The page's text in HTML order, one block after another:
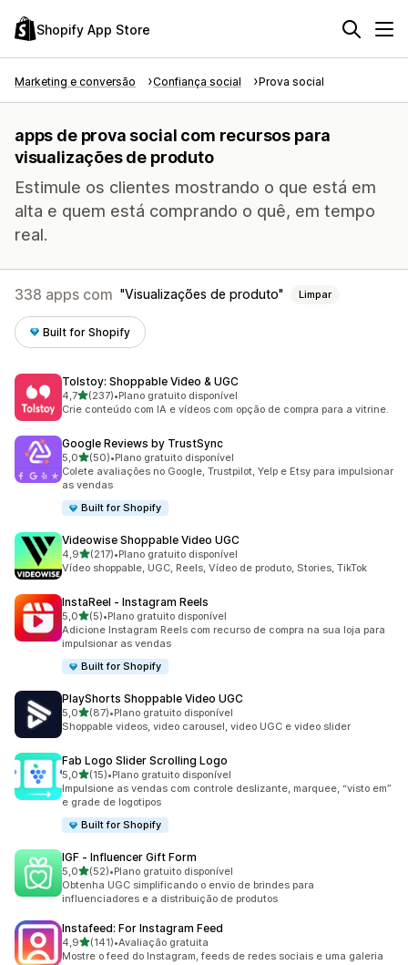
Shopify App Store
Marketing e conversão Confiança social Prova social
apps de prova social com recursos para
visualizações de produto
Estimule os clientes mostrando o que está em
alta e quem está comprando o quê, em tempo
real.
338 apps com Visualizações de produto Limpar
Built for Shopify
Tolstoy: Shoppable Video & UGC
4,7de 5 estrelas
(237)
237 avaliações ao todo
•Plano gratuito disponível
Crie conteúdo com IA e vídeos com opção de compra para a vitrine.
Google Reviews by TrustSync
5,0de 5 estrelas
(50)
50 avaliações ao todo
•Plano gratuito disponível
Colete avaliações no Google, Trustpilot, Yelp e Etsy para impulsionar
as vendas
Built for Shopify
Videowise Shoppable Video UGC
4,9de 5 estrelas
(217)
217 avaliações ao todo
•Plano gratuito disponível
Vídeo shoppable, UGC, Reels, Vídeo de produto, Stories, TikTok
InstaReel ‑ Instagram Reels
5,0de 5 estrelas
(5)
5 avaliações ao todo
•Plano gratuito disponível
Adicione Instagram Reels com recurso de compra na sua loja para
impulsionar as vendas
Built for Shopify
PlayShorts Shoppable Video UGC
5,0de 5 estrelas
(87)
87 avaliações ao todo
•Plano gratuito disponível
Shoppable videos, video carousel, video UGC e video slider
Fab Logo Slider Scrolling Logo
5,0de 5 estrelas
(15)
15 avaliações ao todo
•Plano gratuito disponível
Impulsione as vendas com controle deslizante, marquee, “visto em”
e grade de logotipos
Built for Shopify
IGF ‑ Influencer Gift Form
5,0de 5 estrelas
(52)
52 avaliações ao todo
•Plano gratuito disponível
Obtenha UGC simplificando o envio de brindes para
influenciadores e a distribuição de produtos
Instafeed: For Instagram Feed
4,9de 5 estrelas
(141)
141 avaliações ao todo
•Avaliação gratuita
Mostre o feed do Instagram, feeds de redes sociais e uma galeria